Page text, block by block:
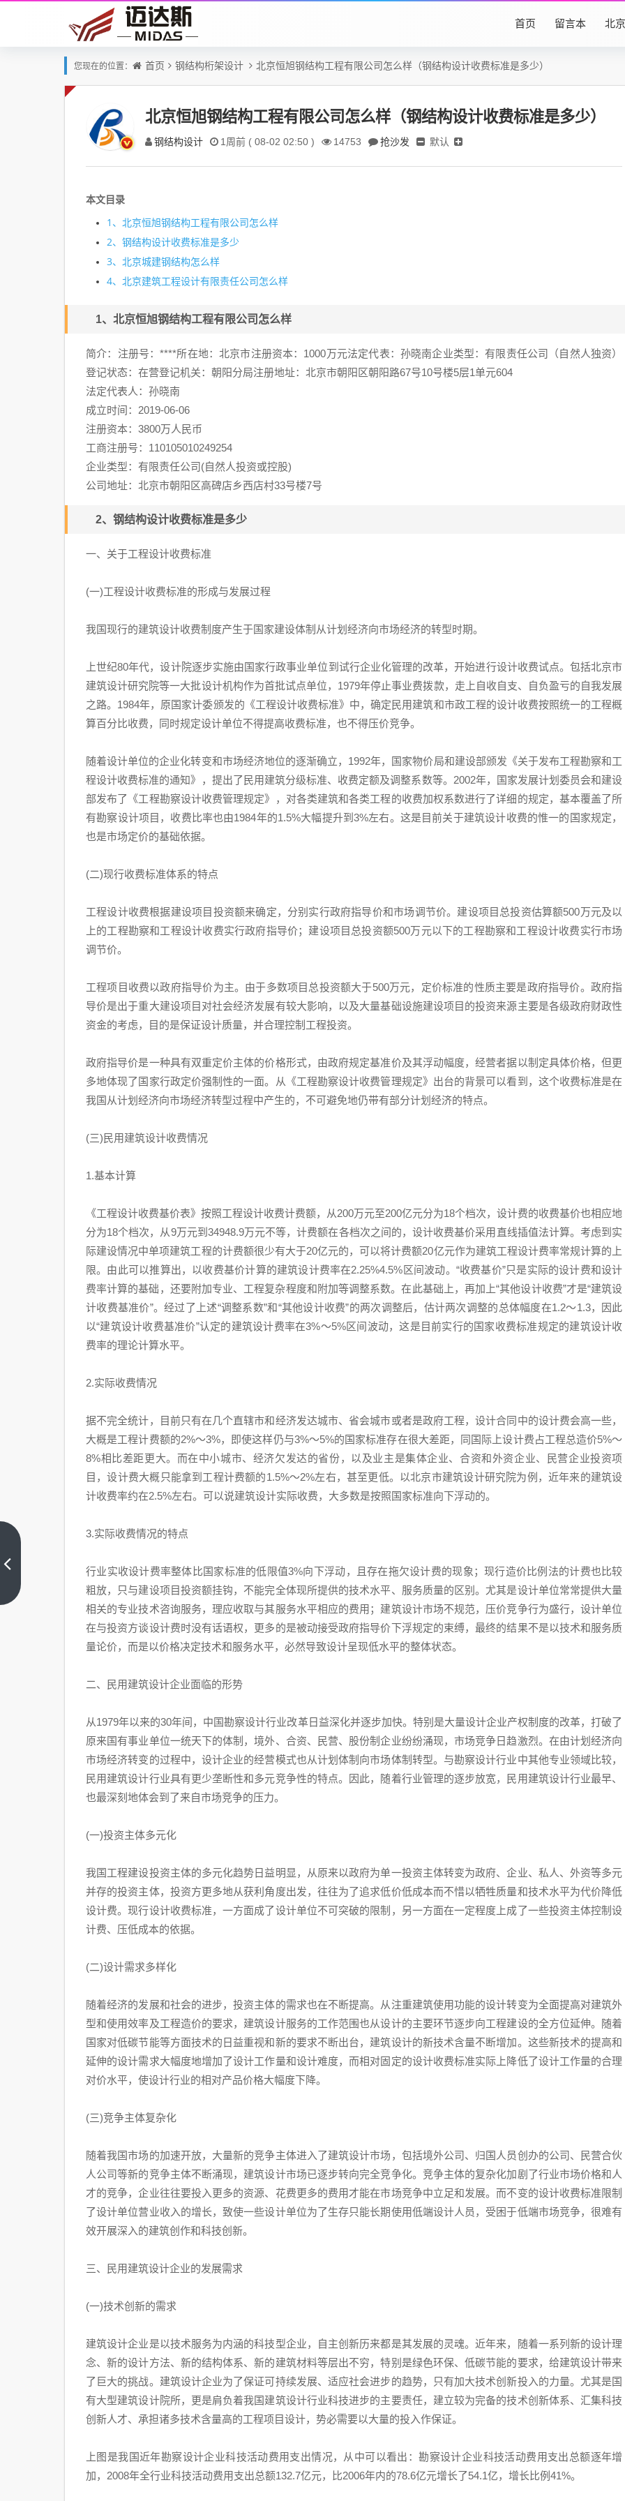
首页 留言本 北
您现在的位置： 首页 钢结构桁架设计 北京恒旭钢结构工程有限公司怎么样（钢结构设计收费标准是多少）
北京恒旭钢结构工程有限公司怎么样（钢结构设计收费标准是多少）
钢结构设计 1周前 ( 08-02 02:50 ) 14753 抢沙发 默认
本文目录
1、 北京恒旭钢结构工程有限公司怎么样
2、 钢结构设计收费标准是多少
3、 北京城建钢结构怎么样
4、 北京建筑工程设计有限责任公司怎么样
1、 北京恒旭钢结构工程有限公司怎么样
简介：注册号：****所在地：北京市注册资本：1000万元法定代表：孙晓南企业类型：有限责任公司（自然人独资）
登记状态：在营登记机关：朝阳分局注册地址：北京市朝阳区朝阳路67号10号楼5层1单元604
法定代表人：孙晓南
成立时间：2019-06-06
注册资本：3800万人民币
工商注册号：110105010249254
企业类型：有限责任公司(自然人投资或控股)
公司地址：北京市朝阳区高碑店乡西店村33号楼7号
2、 钢结构设计收费标准是多少
一、关于工程设计收费标准
(一)工程设计收费标准的形成与发展过程
我国现行的建筑设计收费制度产生于国家建设体制从计划经济向市场经济的转型时期。
上世纪80年代，设计院逐步实施由国家行政事业单位到试行企业化管理的改革，开始进行设计收费试点。包括北京市
建筑设计研究院等一大批设计机构作为首批试点单位，1979年停止事业费拨款，走上自收自支、自负盈亏的自我发展
之路。1984年，原国家计委颁发的《工程设计收费标准》中，确定民用建筑和市政工程的设计收费按照统一的工程概
算百分比收费，同时规定设计单位不得提高收费标准，也不得压价竞争。
随着设计单位的企业化转变和市场经济地位的逐渐确立，1992年，国家物价局和建设部颁发《关于发布工程勘察和工
程设计收费标准的通知》，提出了民用建筑分级标准、收费定额及调整系数等。2002年，国家发展计划委员会和建设
部发布了《工程勘察设计收费管理规定》，对各类建筑和各类工程的收费加权系数进行了详细的规定，基本覆盖了所
有勘察设计项目，收费比率也由1984年的1.5%大幅提升到3%左右。这是目前关于建筑设计收费的惟一的国家规定，
也是市场定价的基础依据。
(二)现行收费标准体系的特点
工程设计收费根据建设项目投资额来确定，分别实行政府指导价和市场调节价。建设项目总投资估算额500万元及以
上的工程勘察和工程设计收费实行政府指导价；建设项目总投资额500万元以下的工程勘察和工程设计收费实行市场
调节价。
工程项目收费以政府指导价为主。由于多数项目总投资额大于500万元，定价标准的性质主要是政府指导价。政府指
导价是出于重大建设项目对社会经济发展有较大影响，以及大量基础设施建设项目的投资来源主要是各级政府财政性
资金的考虑，目的是保证设计质量，并合理控制工程投资。
政府指导价是一种具有双重定价主体的价格形式，由政府规定基准价及其浮动幅度，经营者据以制定具体价格，但更
多地体现了国家行政定价强制性的一面。从《工程勘察设计收费管理规定》出台的背景可以看到，这个收费标准是在
我国从计划经济向市场经济转型过程中产生的，不可避免地仍带有部分计划经济的特点。
(三)民用建筑设计收费情况
1.基本计算
《工程设计收费基价表》按照工程设计收费计费额，从200万元至200亿元分为18个档次，设计费的收费基价也相应地
分为18个档次，从9万元到34948.9万元不等，计费额在各档次之间的，设计收费基价采用直线插值法计算。考虑到实
际建设情况中单项建筑工程的计费额很少有大于20亿元的，可以将计费额20亿元作为建筑工程设计费率常规计算的上
限。由此可以推算出，以收费基价计算的建筑设计费率在2.25%4.5%区间波动。“收费基价”只是实际的设计费和设计
费率计算的基础，还要附加专业、工程复杂程度和附加等调整系数。在此基础上，再加上“其他设计收费”才是“建筑设
计收费基准价”。经过了上述“调整系数”和“其他设计收费”的两次调整后，估计两次调整的总体幅度在1.2～1.3，因此
以“建筑设计收费基准价”认定的建筑设计费率在3%～5%区间波动，这是目前实行的国家收费标准规定的建筑设计收
费率的理论计算水平。
2.实际收费情况
据不完全统计，目前只有在几个直辖市和经济发达城市、省会城市或者是政府工程，设计合同中的设计费会高一些，
大概是工程计费额的2%～3%，即使这样仍与3%～5%的国家标准存在很大差距，同国际上设计费占工程总造价5%～
8%相比差距更大。而在中小城市、经济欠发达的省份，以及业主是集体企业、合资和外资企业、民营企业投资项
目，设计费大概只能拿到工程计费额的1.5%～2%左右，甚至更低。以北京市建筑设计研究院为例，近年来的建筑设
计收费率约在2.5%左右。可以说建筑设计实际收费，大多数是按照国家标准向下浮动的。
3.实际收费情况的特点
行业实收设计费率整体比国家标准的低限值3%向下浮动，且存在拖欠设计费的现象；现行造价比例法的计费也比较
粗放，只与建设项目投资额挂钩，不能完全体现所提供的技术水平、服务质量的区别。尤其是设计单位常常提供大量
相关的专业技术咨询服务，理应收取与其服务水平相应的费用；建筑设计市场不规范，压价竞争行为盛行，设计单位
在与投资方谈设计费时没有话语权，更多的是被动接受政府指导价下浮规定的束缚，最终的结果不是以技术和服务质
量论价，而是以价格决定技术和服务水平，必然导致设计呈现低水平的整体状态。
二、民用建筑设计企业面临的形势
从1979年以来的30年间，中国勘察设计行业改革日益深化并逐步加快。特别是大量设计企业产权制度的改革，打破了
原来国有事业单位一统天下的体制，境外、合资、民营、股份制企业纷纷涌现，市场竞争日趋激烈。在由计划经济向
市场经济转变的过程中，设计企业的经营模式也从计划体制向市场体制转型。与勘察设计行业中其他专业领域比较，
民用建筑设计行业具有更少垄断性和多元竞争性的特点。因此，随着行业管理的逐步放宽，民用建筑设计行业最早、
也最深刻地体会到了来自市场竞争的压力。
(一)投资主体多元化
我国工程建设投资主体的多元化趋势日益明显，从原来以政府为单一投资主体转变为政府、企业、私人、外资等多元
并存的投资主体，投资方更多地从获利角度出发，往往为了追求低价低成本而不惜以牺牲质量和技术水平为代价降低
设计费。现行设计收费标准，一方面成了设计单位不可突破的限制，另一方面在一定程度上成了一些投资主体控制设
计费、压低成本的依据。
(二)设计需求多样化
随着经济的发展和社会的进步，投资主体的需求也在不断提高。从注重建筑使用功能的设计转变为全面提高对建筑外
型和使用效率及工程造价的要求，建筑设计服务的工作范围也从设计的主要环节逐步向工程建设的全方位延伸。随着
国家对低碳节能等方面技术的日益重视和新的要求不断出台，建筑设计的新技术含量不断增加。这些新技术的提高和
延伸的设计需求大幅度地增加了设计工作量和设计难度，而相对固定的设计收费标准实际上降低了设计工作量的合理
对价水平，使设计行业的相对产品价格大幅度下降。
(三)竞争主体复杂化
随着我国市场的加速开放，大量新的竞争主体进入了建筑设计市场，包括境外公司、归国人员创办的公司、民营合伙
人公司等新的竞争主体不断涌现，建筑设计市场已逐步转向完全竞争化。竞争主体的复杂化加剧了行业市场价格和人
才的竞争，企业往往要投入更多的资源、花费更多的费用才能在市场竞争中立足和发展。而不变的设计收费标准限制
了设计单位营业收入的增长，致使一些设计单位为了生存只能长期使用低端设计人员，受困于低端市场竞争，很难有
效开展深入的建筑创作和科技创新。
三、民用建筑设计企业的发展需求
(一)技术创新的需求
建筑设计企业是以技术服务为内涵的科技型企业，自主创新历来都是其发展的灵魂。近年来，随着一系列新的设计理
念、新的设计方法、新的结构体系、新的建筑材料等层出不穷，特别是绿色环保、低碳节能的要求，给建筑设计带来
了巨大的挑战。建筑设计企业为了保证可持续发展、适应社会进步的趋势，只有加大技术创新投入的力量。尤其是国
有大型建筑设计院所，更是肩负着我国建筑设计行业科技进步的主要责任，建立较为完备的技术创新体系、汇集科技
创新人才、承担诸多技术含量高的工程项目设计，势必需要以大量的投入作保证。
上图是我国近年勘察设计企业科技活动费用支出情况，从中可以看出：勘察设计企业科技活动费用支出总额逐年增
加，2008年全行业科技活动费用支出总额132.7亿元，比2006年内的78.6亿元增长了54.1亿，增长比例41%。